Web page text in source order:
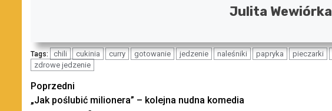
Julita Wewiórka
Tags: chili cukinia curry gotowanie jedzenie naleśniki papryka pieczarki
zdrowe jedzenie
Zobacz
Poprzedni
„Jak poślubić milionera” – kolejna nudna komedia